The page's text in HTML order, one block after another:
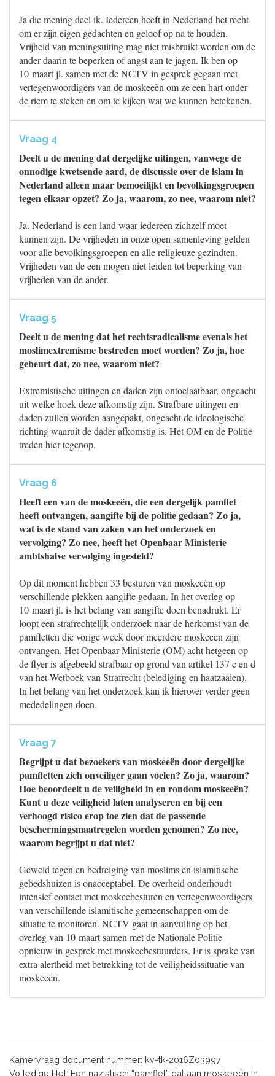
Ja die mening deel ik. Iedereen heeft in Nederland het recht
om er zijn eigen gedachten en geloof op na te houden.
Vrijheid van meningsuiting mag niet misbruikt worden om de
ander daarin te beperken of angst aan te jagen. Ik ben op
10 maart jl. samen met de NCTV in gesprek gegaan met
vertegenwoordigers van de moskeeën om ze een hart onder
de riem te steken en om te kijken wat we kunnen betekenen.
Vraag 4
Deelt u de mening dat dergelijke uitingen, vanwege de
onnodige kwetsende aard, de discussie over de islam in
Nederland alleen maar bemoeilijkt en bevolkingsgroepen
tegen elkaar opzet? Zo ja, waarom, zo nee, waarom niet?
Ja. Nederland is een land waar iedereen zichzelf moet
kunnen zijn. De vrijheden in onze open samenleving gelden
voor alle bevolkingsgroepen en alle religieuze gezindten.
Vrijheden van de een mogen niet leiden tot beperking van
vrijheden van de ander.
Vraag 5
Deelt u de mening dat het rechtsradicalisme evenals het
moslimextremisme bestreden moet worden? Zo ja, hoe
gebeurt dat, zo nee, waarom niet?
Extremistische uitingen en daden zijn ontoelaatbaar, ongeacht
uit welke hoek deze afkomstig zijn. Strafbare uitingen en
daden zullen worden aangepakt, ongeacht de ideologische
richting waaruit de dader afkomstig is. Het OM en de Politie
treden hier tegenop.
Vraag 6
Heeft een van de moskeeën, die een dergelijk pamflet
heeft ontvangen, aangifte bij de politie gedaan? Zo ja,
wat is de stand van zaken van het onderzoek en
vervolging? Zo nee, heeft het Openbaar Ministerie
ambtshalve vervolging ingesteld?
Op dit moment hebben 33 besturen van moskeeën op
verschillende plekken aangifte gedaan. In het overleg op
10 maart jl. is het belang van aangifte doen benadrukt. Er
loopt een strafrechtelijk onderzoek naar de herkomst van de
pamfletten die vorige week door meerdere moskeeën zijn
ontvangen. Het Openbaar Ministerie (OM) acht hetgeen op
de flyer is afgebeeld strafbaar op grond van artikel 137 c en d
van het Wetboek van Strafrecht (belediging en haatzaaien).
In het belang van het onderzoek kan ik hierover verder geen
mededelingen doen.
Vraag 7
Begrijpt u dat bezoekers van moskeeën door dergelijke
pamfletten zich onveiliger gaan voelen? Zo ja, waarom?
Hoe beoordeelt u de veiligheid in en rondom moskeeën?
Kunt u deze veiligheid laten analyseren en bij een
verhoogd risico erop toe zien dat de passende
beschermingsmaatregelen worden genomen? Zo nee,
waarom begrijpt u dat niet?
Geweld tegen en bedreiging van moslims en islamitische
gebedshuizen is onacceptabel. De overheid onderhoudt
intensief contact met moskeebesturen en vertegenwoordigers
van verschillende islamitische gemeenschappen om de
situatie te monitoren. NCTV gaat in aanvulling op het
overleg van 10 maart samen met de Nationale Politie
opnieuw in gesprek met moskeebestuurders. Er is sprake van
extra alertheid met betrekking tot de veiligheidssituatie van
moskeeën.
Kamervraag document nummer: kv-tk-2016Z03997
Volledige titel: Een nazistisch “pamflet” dat aan moskeeën in